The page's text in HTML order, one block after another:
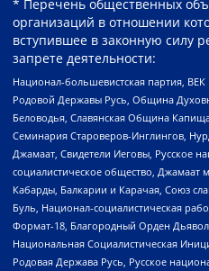
* Перечень общественных
организаций в отношении
вступившее в законную силу
запрете деятельности:
Национал-большевистская партия,
Родовой Державы Русь, Община
Беловодья, Славянская Община
Семинария Староверов-Инглингов,
Джамаат, Свидетели Иеговы, Русское
социалистическое общество,
Кабарды, Балкарии и Карачая, Союз
Буль, Национал-социалистическая
Формат-18, Благородный Орден
Национальная Социалистическая
Родовая Держава Русь, Русское